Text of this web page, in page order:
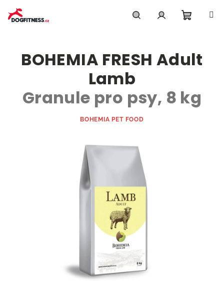
obsah
košík
BOHEMIA FRESH Adult
Lamb
Granule pro psy, 8 kg
BOHEMIA PET FOOD